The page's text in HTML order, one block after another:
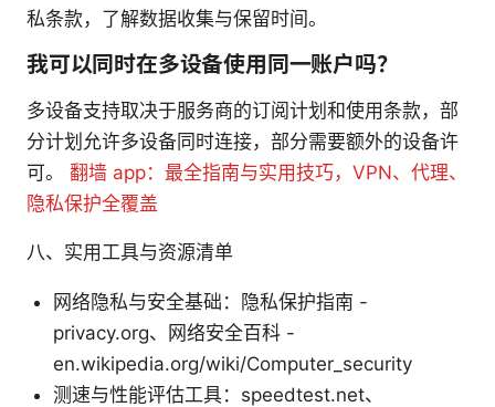
私条款，了解数据收集与保留时间。
我可以同时在多设备使用同一账户吗？
多设备支持取决于服务商的订阅计划和使用条款，部
分计划允许多设备同时连接，部分需要额外的设备许
可。 翻墙 app：最全指南与实用技巧，VPN、代理、
隐私保护全覆盖
八、实用工具与资源清单
网络隐私与安全基础：隐私保护指南 -
privacy.org、网络安全百科 -
en.wikipedia.org/wiki/Computer_security
测速与性能评估工具：speedtest.net、